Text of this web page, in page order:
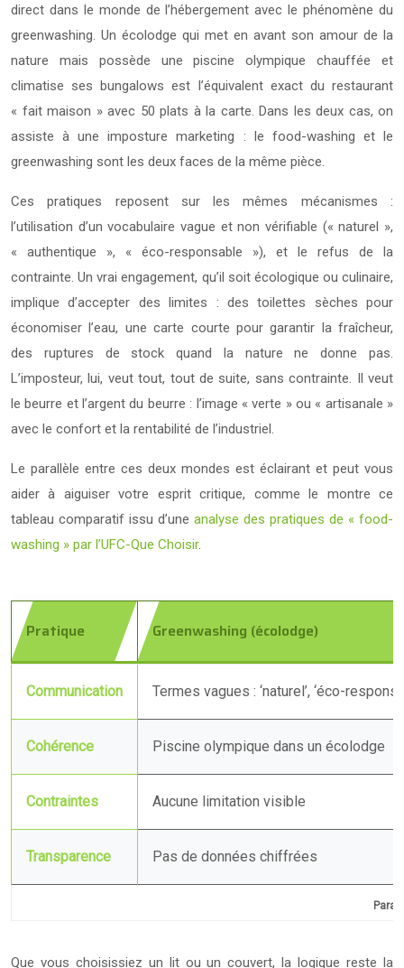
direct dans le monde de l’hébergement avec le phénomène du
greenwashing. Un écolodge qui met en avant son amour de la
nature mais possède une piscine olympique chauffée et
climatise ses bungalows est l’équivalent exact du restaurant
« fait maison » avec 50 plats à la carte. Dans les deux cas, on
assiste à une imposture marketing : le food-washing et le
greenwashing sont les deux faces de la même pièce.
Ces pratiques reposent sur les mêmes mécanismes :
l’utilisation d’un vocabulaire vague et non vérifiable (« naturel »,
« authentique », « éco-responsable »), et le refus de la
contrainte. Un vrai engagement, qu’il soit écologique ou culinaire,
implique d’accepter des limites : des toilettes sèches pour
économiser l’eau, une carte courte pour garantir la fraîcheur,
des ruptures de stock quand la nature ne donne pas.
L’imposteur, lui, veut tout, tout de suite, sans contrainte. Il veut
le beurre et l’argent du beurre : l’image « verte » ou « artisanale »
avec le confort et la rentabilité de l’industriel.
Le parallèle entre ces deux mondes est éclairant et peut vous
aider à aiguiser votre esprit critique, comme le montre ce
tableau comparatif issu d’une analyse des pratiques de « food-
washing » par l’UFC-Que Choisir.
Pratique Greenwashing (écolodge)
Communication Termes vagues : ‘naturel’, ‘éco-
Cohérence Piscine olympique dans un écolodge
Contraintes Aucune limitation visible
Transparence Pas de données chiffrées
Que vous choisissiez un lit ou un couvert, la logique reste la